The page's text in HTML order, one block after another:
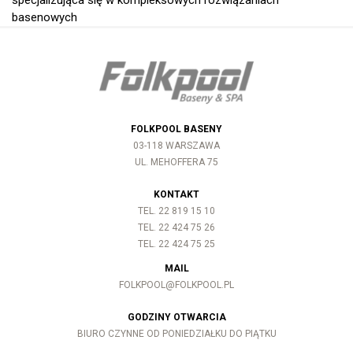
basenowych
FOLKPOOL BASENY
03-118 WARSZAWA
UL. MEHOFFERA 75
KONTAKT
TEL. 22 819 15 10
TEL. 22 424 75 26
TEL. 22 424 75 25
MAIL
FOLKPOOL@FOLKPOOL.PL
GODZINY OTWARCIA
BIURO CZYNNE OD PONIEDZIAŁKU DO PIĄTKU